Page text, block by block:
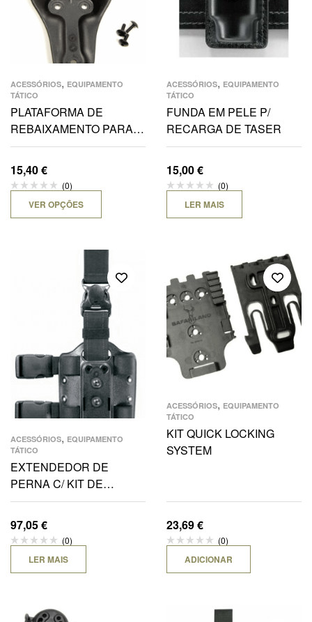
ACESSÓRIOS, EQUIPAMENTO
TÁTICO
PLATAFORMA DE
REBAIXAMENTO PARA
COLDRE DE CINTO
15,40€
(0)
VER OPÇÕES
ACESSÓRIOS, EQUIPAMENTO
TÁTICO
FUNDA EM PELE P/
RECARGA DE TASER
15,00€
(0)
LER MAIS
ACESSÓRIOS, EQUIPAMENTO
TÁTICO
EXTENDEDOR DE
PERNA C/ KIT DE
EXTRAÇÃO RÁPIDA
97,05€
(0)
LER MAIS
ACESSÓRIOS, EQUIPAMENTO
TÁTICO
KIT QUICK LOCKING
SYSTEM
23,69€
(0)
ADICIONAR